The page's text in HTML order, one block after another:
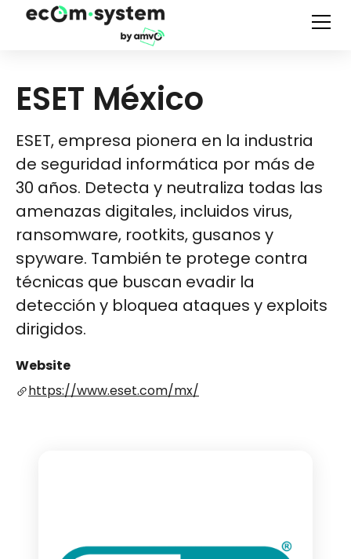
ESET México
ESET, empresa pionera en la industria
de seguridad informática por más de
30 años. Detecta y neutraliza todas las
amenazas digitales, incluidos virus,
ransomware, rootkits, gusanos y
spyware. También te protege contra
técnicas que buscan evadir la
detección y bloquea ataques y exploits
dirigidos.
Website
https://www.eset.com/mx/